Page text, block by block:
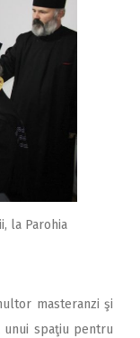
la Parohia
masteranzi şi
spaţiu pentru